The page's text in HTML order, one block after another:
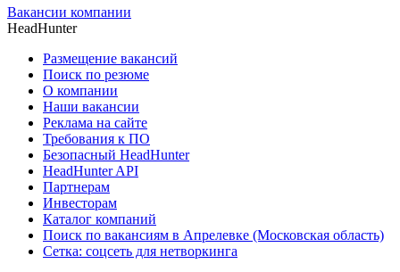
Вакансии компании
HeadHunter
Размещение вакансий
Поиск по резюме
О компании
Наши вакансии
Реклама на сайте
Требования к ПО
Безопасный HeadHunter
HeadHunter API
Партнерам
Инвесторам
Каталог компаний
Поиск по вакансиям в Апрелевке (Московская область)
Сетка: соцсеть для нетворкинга